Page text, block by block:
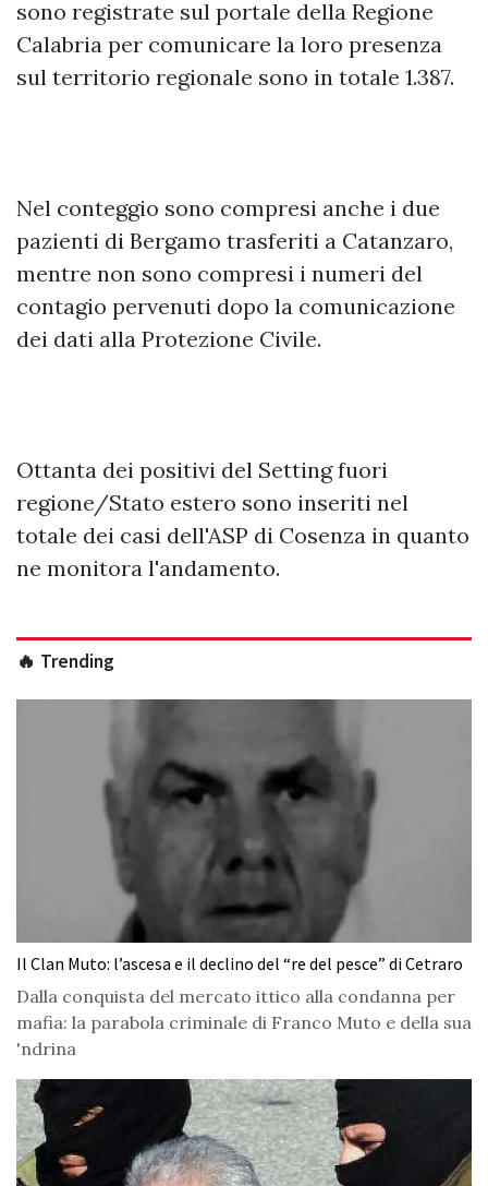
sono registrate sul portale della Regione
Calabria per comunicare la loro presenza
sul territorio regionale sono in totale 1.387.
Nel conteggio sono compresi anche i due
pazienti di Bergamo trasferiti a Catanzaro,
mentre non sono compresi i numeri del
contagio pervenuti dopo la comunicazione
dei dati alla Protezione Civile.
Ottanta dei positivi del Setting fuori
regione/Stato estero sono inseriti nel
totale dei casi dell'ASP di Cosenza in quanto
ne monitora l'andamento.
🔥 Trending
Il Clan Muto: l’ascesa e il declino del “re del pesce” di Cetraro
Dalla conquista del mercato ittico alla condanna per
mafia: la parabola criminale di Franco Muto e della sua
'ndrina